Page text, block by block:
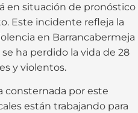
en situación de pronóstico
Este incidente refleja la
en Barrancabermeja
ha perdido la vida de 28
y violentos.
consternada por este
están trabajando para